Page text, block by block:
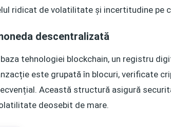
ridicat de volatilitate și incertitudine pe
descentralizată
tehnologiei blockchain, un registru
este grupată în blocuri, verificate
Această structură asigură
deosebit de mare.